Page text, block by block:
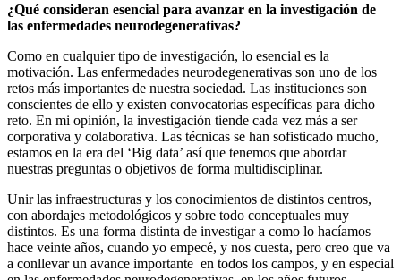
¿Qué consideran esencial para avanzar en la investigación de
las enfermedades neurodegenerativas?
Como en cualquier tipo de investigación, lo esencial es la
motivación. Las enfermedades neurodegenerativas son uno de los
retos más importantes de nuestra sociedad. Las instituciones son
conscientes de ello y existen convocatorias específicas para dicho
reto. En mi opinión, la investigación tiende cada vez más a ser
corporativa y colaborativa. Las técnicas se han sofisticado mucho,
estamos en la era del ‘Big data’ así que tenemos que abordar
nuestras preguntas o objetivos de forma multidisciplinar.
Unir las infraestructuras y los conocimientos de distintos centros,
con abordajes metodológicos y sobre todo conceptuales muy
distintos. Es una forma distinta de investigar a como lo hacíamos
hace veinte años, cuando yo empecé, y nos cuesta, pero creo que va
a conllevar un avance importante en todos los campos, y en especial